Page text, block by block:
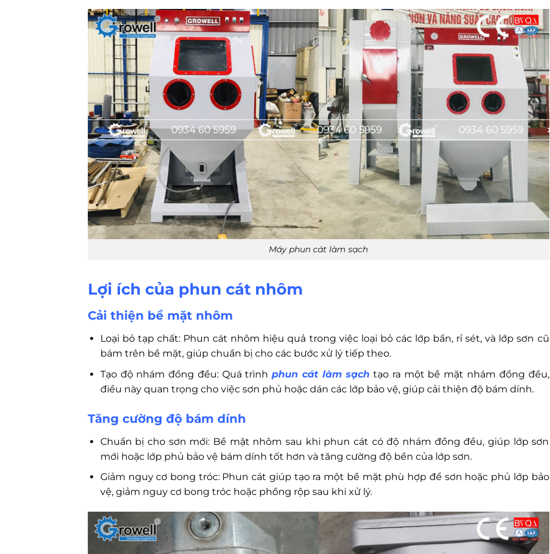
Máy phun cát làm sạch
Lợi ích của phun cát nhôm
Cải thiện bề mặt nhôm
Loại bỏ tạp chất: Phun cát nhôm hiệu quả trong việc loại bỏ các lớp bẩn, rỉ sét, và lớp sơn cũ
bám trên bề mặt, giúp chuẩn bị cho các bước xử lý tiếp theo.
Tạo độ nhám đồng đều: Quá trìnhphun cát làm sạch tạo ra một bề mặt nhám đồng đều,
điều này quan trọng cho việc sơn phủ hoặc dán các lớp bảo vệ, giúp cải thiện độ bám dính.
Tăng cường độ bám dính
Chuẩn bị cho sơn mới: Bề mặt nhôm sau khi phun cát có độ nhám đồng đều, giúp lớp sơn
mới hoặc lớp phủ bảo vệ bám dính tốt hơn và tăng cường độ bền của lớp sơn.
Giảm nguy cơ bong tróc: Phun cát giúp tạo ra một bề mặt phù hợp để sơn hoặc phủ lớp bảo
vệ, giảm nguy cơ bong tróc hoặc phồng rộp sau khi xử lý.